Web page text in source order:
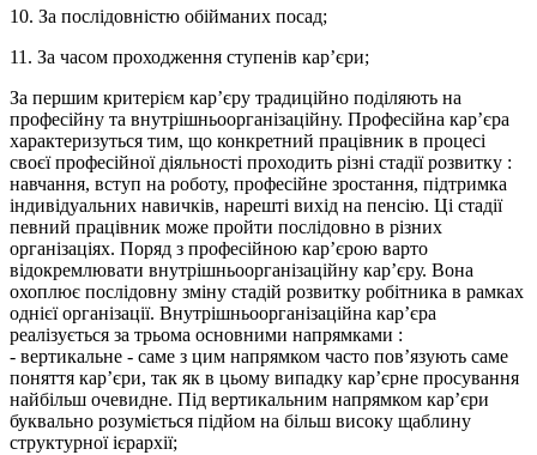
10. За послідовністю обійманих посад;
11. За часом проходження ступенів кар’єри;
За першим критерієм кар’єру традиційно поділяють на
професійну та внутрішньоорганізаційну. Професійна кар’єра
характеризуться тим, що конкретний працівник в процесі
своєї професійної діяльності проходить різні стадії розвитку :
навчання, вступ на роботу, професійне зростання, підтримка
індивідуальних навичків, нарешті вихід на пенсію. Ці стадії
певний працівник може пройти послідовно в різних
організаціях. Поряд з професійною кар’єрою варто
відокремлювати внутрішньоорганізаційну кар’єру. Вона
охоплює послідовну зміну стадій розвитку робітника в рамках
однієї організації. Внутрішньоорганізаційна кар’єра
реалізується за трьома основними напрямками :
- вертикальне - саме з цим напрямком часто пов’язують саме
поняття кар’єри, так як в цьому випадку кар’єрне просування
найбільш очевидне. Під вертикальним напрямком кар’єри
буквально розуміється підйом на більш високу щаблину
структурної ієрархії;